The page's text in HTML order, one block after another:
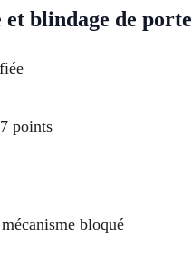
blindage de porte
points
bloqué